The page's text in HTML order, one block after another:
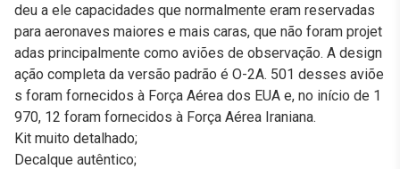
deu a ele capacidades que normalmente eram reservadas
para aeronaves maiores e mais caras, que não foram projet
adas principalmente como aviões de observação. A design
ação completa da versão padrão é O-2A. 501 desses aviõe
s foram fornecidos à Força Aérea dos EUA e, no início de 1
970, 12 foram fornecidos à Força Aérea Iraniana.
Kit muito detalhado;
Decalque autêntico;